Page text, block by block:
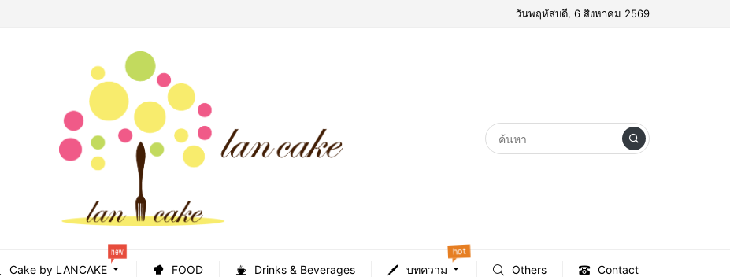
วันพฤหัสบดี, 6 สิงหาคม 2569
Cake by LANCAKE
new
FOOD Drinks & Beverages บทความ
hot
Others Contact